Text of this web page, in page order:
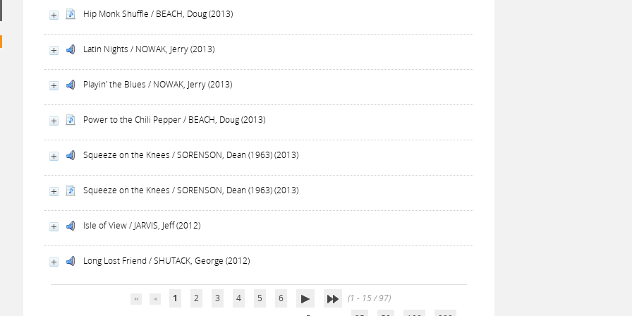
Hip Monk Shuffle / BEACH, Doug (2013)
Latin Nights / NOWAK, Jerry (2013)
Playin' the Blues / NOWAK, Jerry (2013)
Power to the Chili Pepper / BEACH, Doug (2013)
Squeeze on the Knees / SORENSON, Dean (1963) (2013)
Squeeze on the Knees / SORENSON, Dean (1963) (2013)
Isle of View / JARVIS, Jeff (2012)
Long Lost Friend / SHUTACK, George (2012)
1 2 3 4 5 6
(1 - 15 / 97)